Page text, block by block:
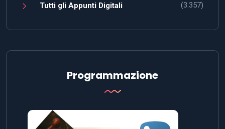
Tutti gli Appunti Digitali (3.357)
Programmazione